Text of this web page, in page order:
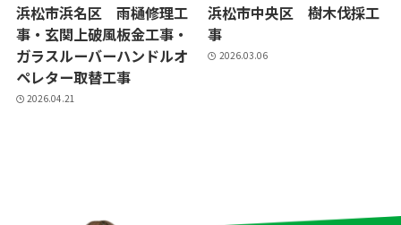
浜松市浜名区 雨樋修理工
事・玄関上破風板金工事・
ガラスルーバーハンドルオ
ペレター取替工事
2026.04.21
浜松市中央区 樹木伐採工
事
2026.03.06